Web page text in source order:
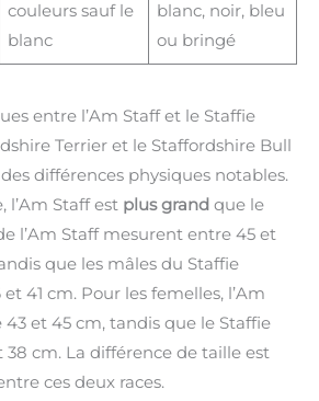
couleurs sauf le
blanc
blanc, noir, bleu
ou bringé
entre l’Am Staff et le Staffie
Terrier et le Staffordshire Bull
différences physiques notables.
l’Am Staff est plus grand que le
l’Am Staff mesurent entre 45 et
que les mâles du Staffie
41 cm. Pour les femelles, l’Am
et 45 cm, tandis que le Staffie
38 cm. La différence de taille est
ces deux races.